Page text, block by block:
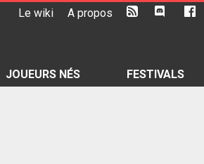
Le wiki A propos
JOUEURS NÉS FESTIVALS